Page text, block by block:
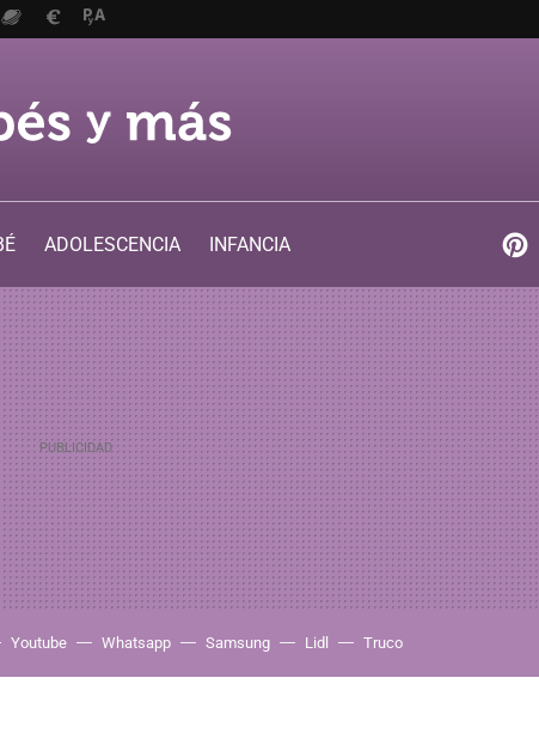
ADOLESCENCIA
INFANCIA
Youtube Whatsapp Samsung Lidl Truco